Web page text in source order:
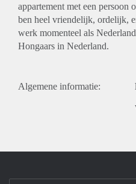
appartement met een persoon
ben heel vriendelijk, ordelijk,
werk momenteel als
Hongaars in Nederland.
Algemene informatie: